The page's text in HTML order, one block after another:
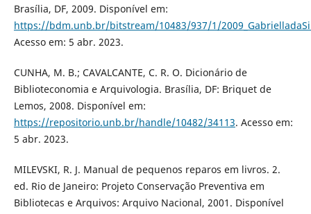
Brasília, DF, 2009. Disponível em:
https://bdm.unb.br/bitstream/10483/937/1/
Acesso em: 5 abr. 2023.
CUNHA, M. B.; CAVALCANTE, C. R. O. Dicionário de
Biblioteconomia e Arquivologia. Brasília, DF: Briquet de
Lemos, 2008. Disponível em:
https://repositorio.unb.br/handle/10482/34113. Acesso em:
5 abr. 2023.
MILEVSKI, R. J. Manual de pequenos reparos em livros. 2.
ed. Rio de Janeiro: Projeto Conservação Preventiva em
Bibliotecas e Arquivos: Arquivo Nacional, 2001. Disponível